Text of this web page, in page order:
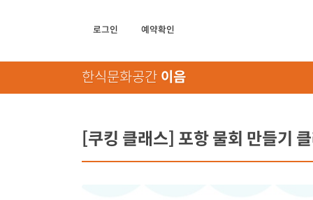
로그인 예약확인
한식문화공간 이음
[쿠킹 클래스] 포항 물회 만들기